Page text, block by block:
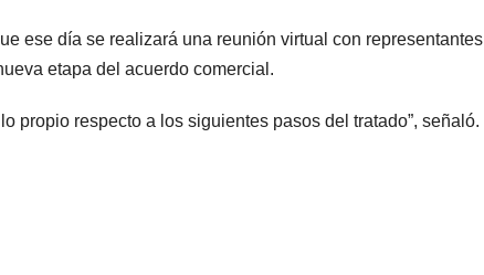
ese día se realizará una reunión virtual con representantes
etapa del acuerdo comercial.
propio respecto a los siguientes pasos del tratado”, señaló.